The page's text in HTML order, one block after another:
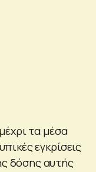
τα μέσα
εγκρίσεις
δόσης αυτής